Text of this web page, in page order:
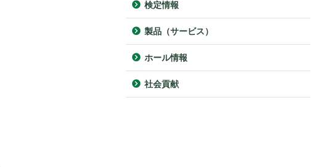
検定情報
製品（サービス）
ホール情報
社会貢献